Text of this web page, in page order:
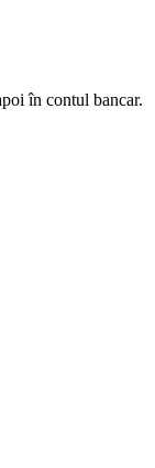
în contul bancar.